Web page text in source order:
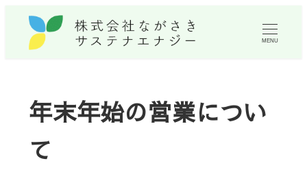
MENU
年末年始の営業につい
て